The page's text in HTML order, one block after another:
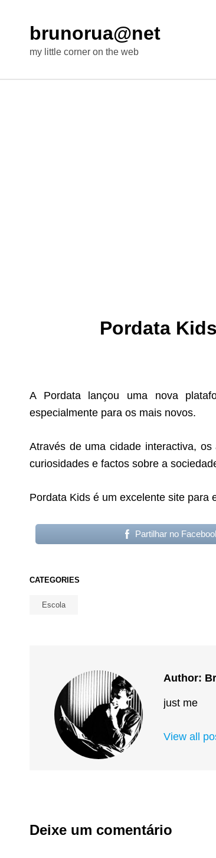
brunorua@net
my little corner on the web
Pordata
A Pordata lançou uma nova
especialmente para os mais novos.
Através de uma cidade interactiva,
curiosidades e factos sobre a
Pordata Kids é um excelente site para
Partilhar no
CATEGORIES
Escola
Author:
just me
View all
Deixe um comentário